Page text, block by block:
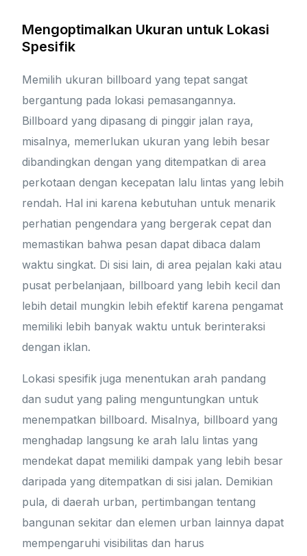
Mengoptimalkan Ukuran untuk Lokasi
Spesifik
Memilih ukuran billboard yang tepat sangat
bergantung pada lokasi pemasangannya.
Billboard yang dipasang di pinggir jalan raya,
misalnya, memerlukan ukuran yang lebih besar
dibandingkan dengan yang ditempatkan di area
perkotaan dengan kecepatan lalu lintas yang lebih
rendah. Hal ini karena kebutuhan untuk menarik
perhatian pengendara yang bergerak cepat dan
memastikan bahwa pesan dapat dibaca dalam
waktu singkat. Di sisi lain, di area pejalan kaki atau
pusat perbelanjaan, billboard yang lebih kecil dan
lebih detail mungkin lebih efektif karena pengamat
memiliki lebih banyak waktu untuk berinteraksi
dengan iklan.
Lokasi spesifik juga menentukan arah pandang
dan sudut yang paling menguntungkan untuk
menempatkan billboard. Misalnya, billboard yang
menghadap langsung ke arah lalu lintas yang
mendekat dapat memiliki dampak yang lebih besar
daripada yang ditempatkan di sisi jalan. Demikian
pula, di daerah urban, pertimbangan tentang
bangunan sekitar dan elemen urban lainnya dapat
mempengaruhi visibilitas dan harus